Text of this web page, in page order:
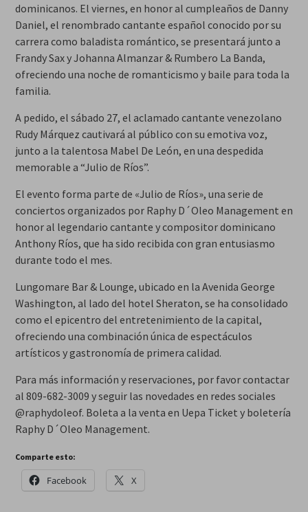
dominicanos. El viernes, en honor al cumpleaños de Danny
Daniel, el renombrado cantante español conocido por su
carrera como baladista romántico, se presentará junto a
Frandy Sax y Johanna Almanzar & Rumbero La Banda,
ofreciendo una noche de romanticismo y baile para toda la
familia.
A pedido, el sábado 27, el aclamado cantante venezolano
Rudy Márquez cautivará al público con su emotiva voz,
junto a la talentosa Mabel De León, en una despedida
memorable a “Julio de Ríos”.
El evento forma parte de «Julio de Ríos», una serie de
conciertos organizados por Raphy D´Oleo Management en
honor al legendario cantante y compositor dominicano
Anthony Ríos, que ha sido recibida con gran entusiasmo
durante todo el mes.
Lungomare Bar & Lounge, ubicado en la Avenida George
Washington, al lado del hotel Sheraton, se ha consolidado
como el epicentro del entretenimiento de la capital,
ofreciendo una combinación única de espectáculos
artísticos y gastronomía de primera calidad.
Para más información y reservaciones, por favor contactar
al 809-682-3009 y seguir las novedades en redes sociales
@raphydoleof. Boleta a la venta en Uepa Ticket y boletería
Raphy D´Oleo Management.
Comparte esto:
Facebook X